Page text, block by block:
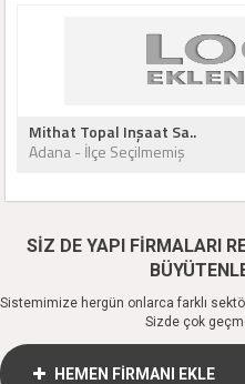
Mithat Topal Inşaat Sa..
Adana - İlçe Seçilmemiş
SİZ DE YAPI FİRMALARI
Sistemimize hergün onlarca farklı
Sizde çok
HEMEN FİRMANI EKLE